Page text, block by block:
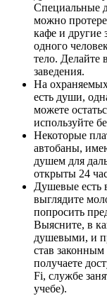
Специальные
можно
кафе и другие
одного
тело. Делайте
заведения.
На
есть души,
можете
используйте
Некоторые
автобаны,
душем для
открыты 24
Душевые есть
выглядите
попросить
Выясните, в
душевыми, и
став
получаете
Fi, службе
учебе).